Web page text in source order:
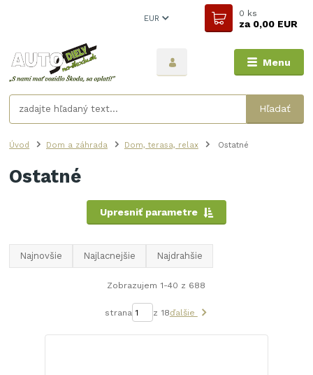
Menu
EUR
Hľadať
0 ks
za0,00 EUR
Úvod Dom a záhrada Dom, terasa, relax Ostatné
Ostatné
Upresniť parametre
Najnovšie Najlacnejšie Najdrahšie
Zobrazujem 1-40 z 688
strana z 18ďalšie